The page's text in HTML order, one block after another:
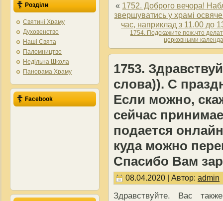
Розділи
Святині Храму
Духовенство
Наші Свята
Паломництво
Недільна Школа
Панорама Храму
Facebook
« 1752. Доброго вечора!
звершуватись у храмі
час, наприклад з 11.00 до
1754. Подскажите пож.что
церковными
1753.
слова)). С
Если можно,
сейчас
подается
куда можно
Спасибо Вам
08.04.2020 | Автор: admin
Здравствуйте. Вас